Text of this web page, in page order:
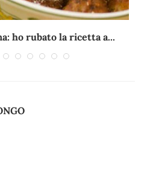
ho rubato la ricetta a...